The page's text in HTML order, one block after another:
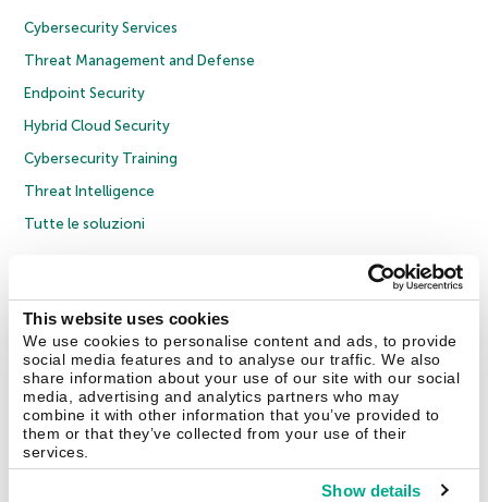
This website uses cookies
We use cookies to personalise content and ads, to provide
social media features and to analyse our traffic. We also
share information about your use of our site with our social
media, advertising and analytics partners who may
combine it with other information that you’ve provided to
them or that they’ve collected from your use of their
services.
Show details
Cybersecurity Services
Threat Management and Defense
Endpoint Security
Hybrid Cloud Security
Cybersecurity Training
Threat Intelligence
Tutte le soluzioni
Informativa sulla privacy
Cookies
Contatti Chi siamo Partner Blog Centro risorse Comunicati stampa
Securelist Eugene Personal Blog Encyclopedia